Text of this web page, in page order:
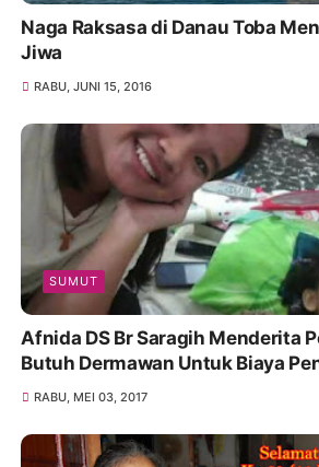
Naga Raksasa di Danau Toba
Jiwa
RABU, JUNI 15, 2016
SUMUT
Afnida DS Br Saragih Menderita
Butuh Dermawan Untuk Biaya
RABU, MEI 03, 2017